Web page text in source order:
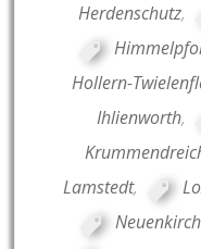
Herdenschutz,
Hollern-
Ihlienworth,
Lamstedt,